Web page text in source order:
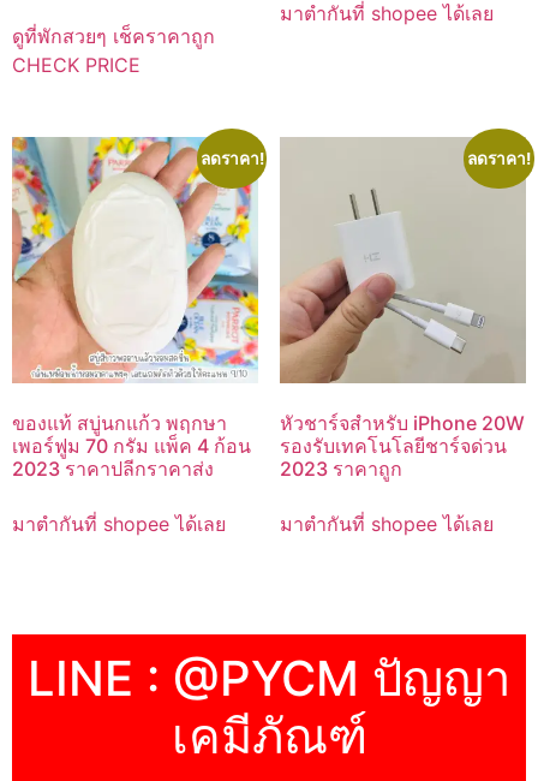
ดูที่พักสวยๆ เช็คราคาถูก
CHECK PRICE
มาตำกันที่ shopee ได้เลย
ลดราคา!
ของแท้ สบู่นกแก้ว พฤกษา
เพอร์ฟูม 70 กรัม แพ็ค 4 ก้อน
2023 ราคาปลีกราคาส่ง
มาตำกันที่ shopee ได้เลย
ลดราคา!
หัวชาร์จสำหรับ iPhone 20W
รองรับเทคโนโลยีชาร์จด่วน
2023 ราคาถูก
มาตำกันที่ shopee ได้เลย
LINE : @PYCM ปัญญา
เคมีภัณฑ์